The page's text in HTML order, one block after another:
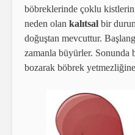
böbreklerinde çoklu kistlerin
neden olan kalıtsal bir
doğuştan mevcuttur.
zamanla büyürler. Sonunda
bozarak böbrek